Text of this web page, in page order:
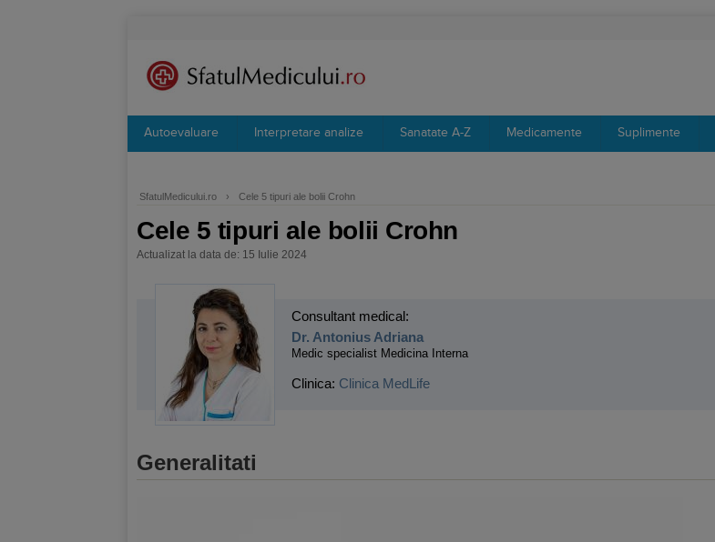
Autoevaluare Interpretare analize Sanatate A-Z Medicamente Suplimente
SfatulMedicului.ro › Cele 5 tipuri ale bolii Crohn
Cele 5 tipuri ale bolii Crohn
Actualizat la data de: 15 Iulie 2024
Consultant medical:
Dr. Antonius Adriana
Medic specialist Medicina Interna
Clinica: Clinica MedLife
Generalitati